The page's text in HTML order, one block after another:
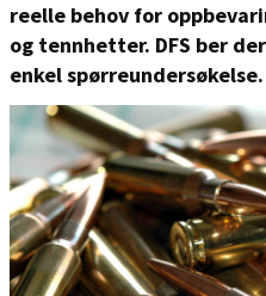
reelle behov for
og tennhetter. DFS ber
enkel spørreundersøkelse.